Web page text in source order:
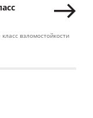
взломостойкости